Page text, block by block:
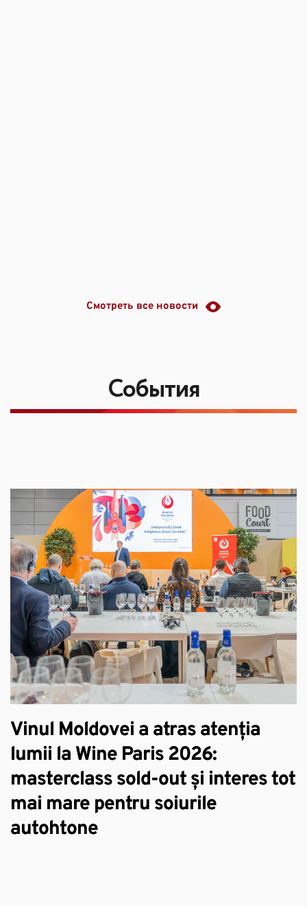
Смотреть все новости
События
Vinul Moldovei a atras atenția
lumii la Wine Paris 2026:
masterclass sold-out și interes tot
mai mare pentru soiurile
autohtone